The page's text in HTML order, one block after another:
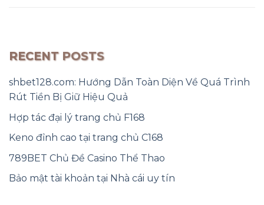
RECENT POSTS
shbet128.com: Hướng Dẫn Toàn Diện Về Quá Trình
Rút Tiền Bị Giữ Hiệu Quả
Hợp tác đại lý trang chủ F168
Keno đỉnh cao tại trang chủ C168
789BET Chủ Đề Casino Thể Thao
Bảo mật tài khoản tại Nhà cái uy tín